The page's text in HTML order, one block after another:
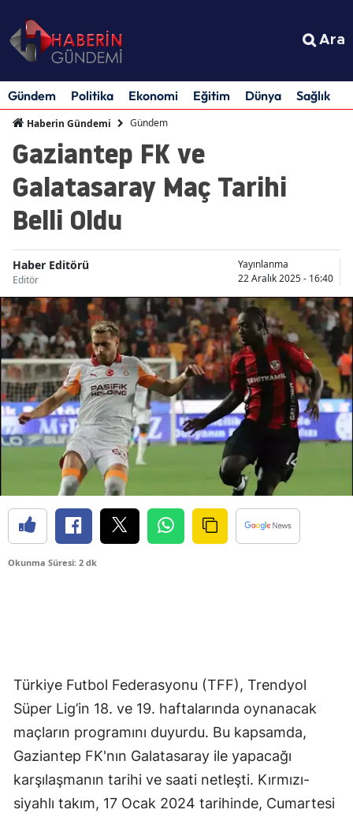
Ara
Gündem Politika Ekonomi Eğitim Dünya Sağlık
Haberin Gündemi Gündem
Gaziantep FK ve
Galatasaray Maç Tarihi
Belli Oldu
Haber Editörü
Editör
Yayınlanma
22 Aralık 2025 - 16:40
Okunma Süresi: 2 dk
Türkiye Futbol Federasyonu (TFF), Trendyol
Süper Lig’in 18. ve 19. haftalarında oynanacak
maçların programını duyurdu. Bu kapsamda,
Gaziantep FK'nın Galatasaray ile yapacağı
karşılaşmanın tarihi ve saati netleşti. Kırmızı-
siyahlı takım, 17 Ocak 2024 tarihinde, Cumartesi